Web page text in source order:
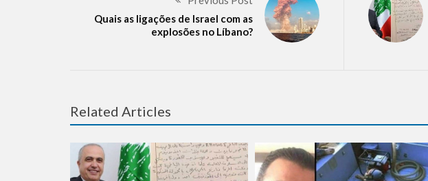
Quais as ligações de Israel com as
explosões no Líbano?
Related Articles